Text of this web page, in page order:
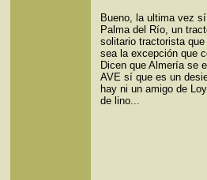
Bueno, la ultima vez
Palma del Río, un
solitario tractorista
sea la excepción que
Dicen que Almería se
AVE sí que es un
hay ni un amigo de
de lino...